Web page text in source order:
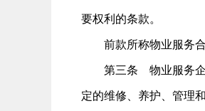
要权利的条款。
前款所称物业服务合
第三条 物业服务企业
定的维修、养护、管理